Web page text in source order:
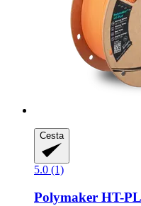
Cesta
5.0 (1)
Polymaker HT-​